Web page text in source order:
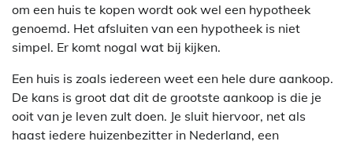
om een huis te kopen wordt ook wel een hypotheek
genoemd. Het afsluiten van een hypotheek is niet
simpel. Er komt nogal wat bij kijken.
Een huis is zoals iedereen weet een hele dure aankoop.
De kans is groot dat dit de grootste aankoop is die je
ooit van je leven zult doen. Je sluit hiervoor, net als
haast iedere huizenbezitter in Nederland, een